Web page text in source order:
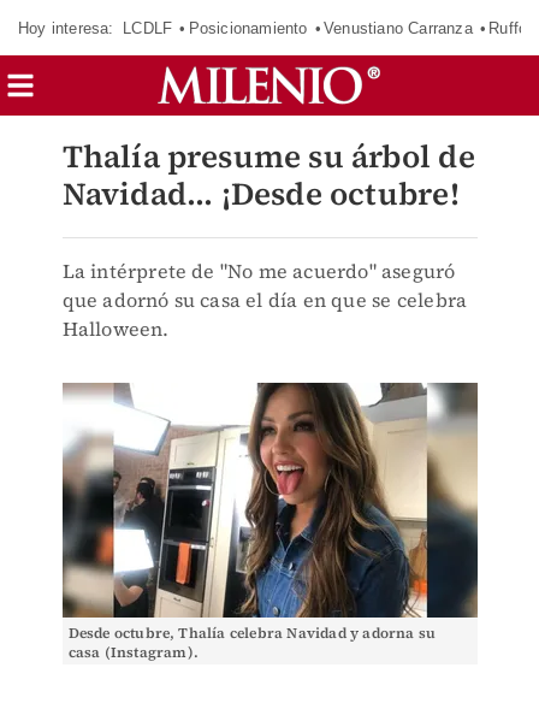
Hoy interesa: LCDLF Posicionamiento Venustiano Carranza Ruffo
Thalía presume su árbol de
Navidad... ¡Desde octubre!
La intérprete de "No me acuerdo" aseguró
que adornó su casa el día en que se celebra
Halloween.
Desde octubre, Thalía celebra Navidad y adorna su
casa (Instagram).